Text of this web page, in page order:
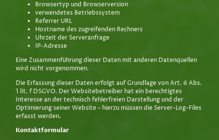
Browsertyp und Browserversion
verwendetes Betriebssystem
Referrer URL
Hostname des zugreifenden Rechners
Uhrzeit der Serveranfrage
IP-Adresse
Eine Zusammenführung dieser Daten mit anderen Datenquellen
wird nicht vorgenommen.
Die Erfassung dieser Daten erfolgt auf Grundlage von Art. 6 Abs.
1 lit. f DSGVO. Der Websitebetreiber hat ein berechtigtes
Interesse an der technisch fehlerfreien Darstellung und der
Optimierung seiner Website – hierzu müssen die Server-Log-Files
erfasst werden.
Kontaktformular